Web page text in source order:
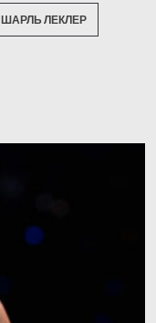
ШАРЛЬ ЛЕКЛЕР